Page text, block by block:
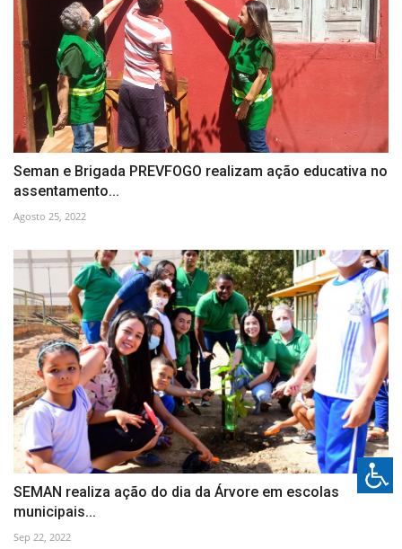
Seman e Brigada PREVFOGO realizam ação educativa no
assentamento...
Agosto 25, 2022
SEMAN realiza ação do dia da Árvore em escolas
municipais...
Sep 22, 2022